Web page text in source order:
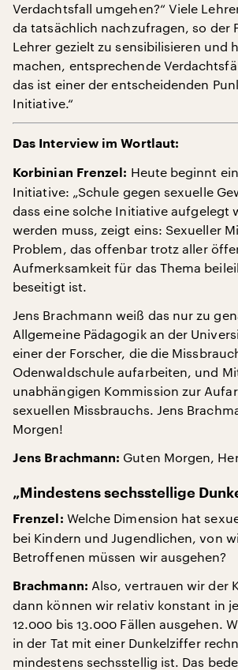
Verdachtsfall umgehen?“ Viele
da tatsächlich nachzufragen, so der
Lehrer gezielt zu sensibilisieren und
machen, entsprechende
das ist einer der entscheidenden
Initiative.“
Das Interview im Wortlaut:
Korbinian Frenzel: Heute beginnt
Initiative: „Schule gegen sexuelle
dass eine solche Initiative aufgelegt
werden muss, zeigt eins: Sexueller
Problem, das offenbar trotz aller
Aufmerksamkeit für das Thema
beseitigt ist.
Jens Brachmann weiß das nur zu
Allgemeine Pädagogik an der
einer der Forscher, die die
Odenwaldschule aufarbeiten, und
unabhängigen Kommission zur
sexuellen Missbrauchs. Jens
Morgen!
Jens Brachmann: Guten Morgen,
„Mindestens sechsstellige
Frenzel: Welche Dimension hat
bei Kindern und Jugendlichen, von
Betroffenen müssen wir ausgehen?
Brachmann: Also, vertrauen wir der
dann können wir relativ konstant in
12.000 bis 13.000 Fällen ausgehen.
in der Tat mit einer Dunkelziffer
mindestens sechsstellig ist. Das